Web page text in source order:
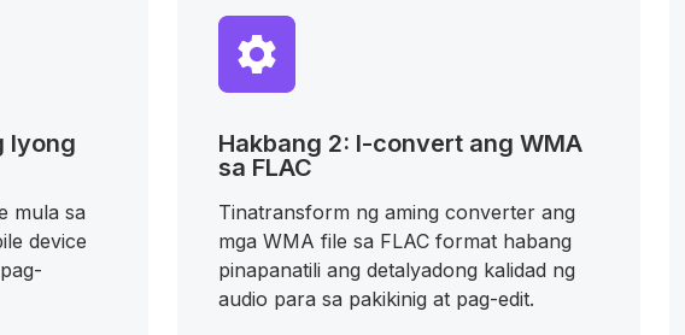
Iyong
mula sa
device
Hakbang 2: I-convert ang WMA
sa FLAC
Tinatransform ng aming converter ang
mga WMA file sa FLAC format habang
pinapanatili ang detalyadong kalidad ng
audio para sa pakikinig at pag-edit.